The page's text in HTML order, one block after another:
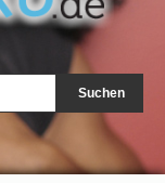
Suchen